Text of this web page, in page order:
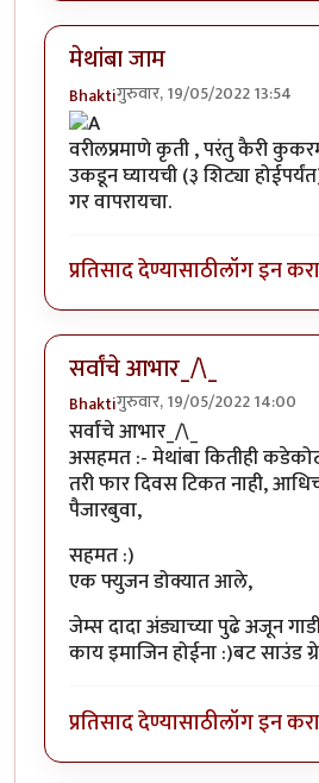
मेथांबा जाम
Bhaktiगुरुवार, 19/05/2022 13:54
वरीलप्रमाणे कृती , परंतु कैरी
उकडून घ्यायची (३ शिट्या
गर वापरायचा.
प्रतिसाद देण्यासाठीलॉग इन करा
सर्वांचे आभार_/\_
Bhaktiगुरुवार, 19/05/2022 14:00
सर्वांचे आभार_/\_
असहमत :- मेथांबा कितीही
तरी फार दिवस टिकत नाही,
पैजारबुवा,
सहमत :)
एक फ्युजन डोक्यात आले,
जेम्स दादा अंड्याच्या पुढे अजून
काय इमाजिन होईना :)बट साउंड
प्रतिसाद देण्यासाठीलॉग इन करा